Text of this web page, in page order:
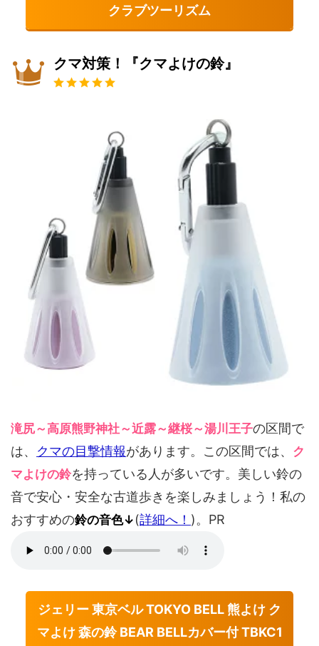
クラブツーリズム
クマ対策！『クマよけの鈴』
滝尻～高原熊野神社～近露～継桜～湯川王子の区間で
は、 クマの目撃情報があります。この区間では、 ク
マよけの鈴を持っている人が多いです。美しい鈴の
音で安心・安全な古道歩きを楽しみましょう！私の
おすすめの鈴の音色↓ (詳細へ！ )。PR
ジェリー 東京ベル TOKYO BELL 熊よけ ク
マよけ 森の鈴 BEAR BELLカバー付 TBKC1